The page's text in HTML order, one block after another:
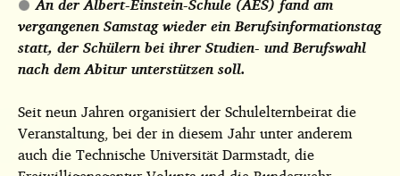
vergangenen Samstag wieder ein Berufsinformationstag
statt, der Schülern bei ihrer Studien- und Berufswahl
nach dem Abitur unterstützen soll.
Seit neun Jahren organisiert der Schulelternbeirat die
Veranstaltung, bei der in diesem Jahr unter anderem
auch die Technische Universität Darmstadt, die